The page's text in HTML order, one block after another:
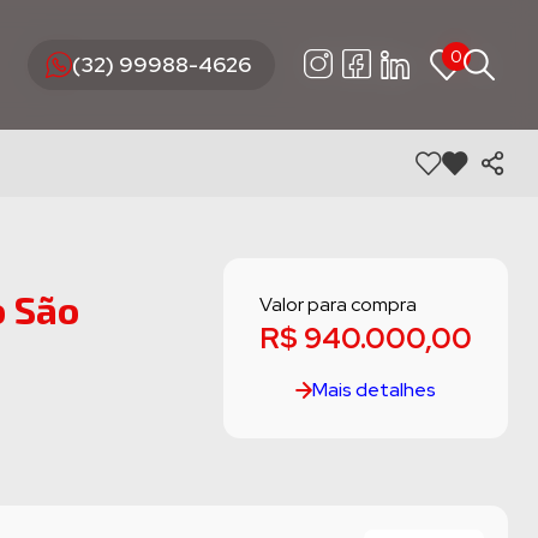
(32) 99988-4626 0
(32) 99988-4626 0
Valor para compra
R$ 940.000,00
Mais detalhes